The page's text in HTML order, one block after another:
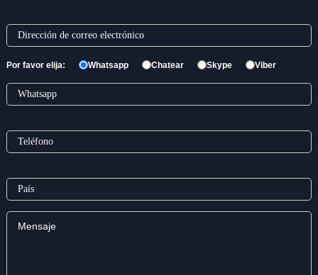
Por favor elija: Whatsapp Chatear Skype Viber